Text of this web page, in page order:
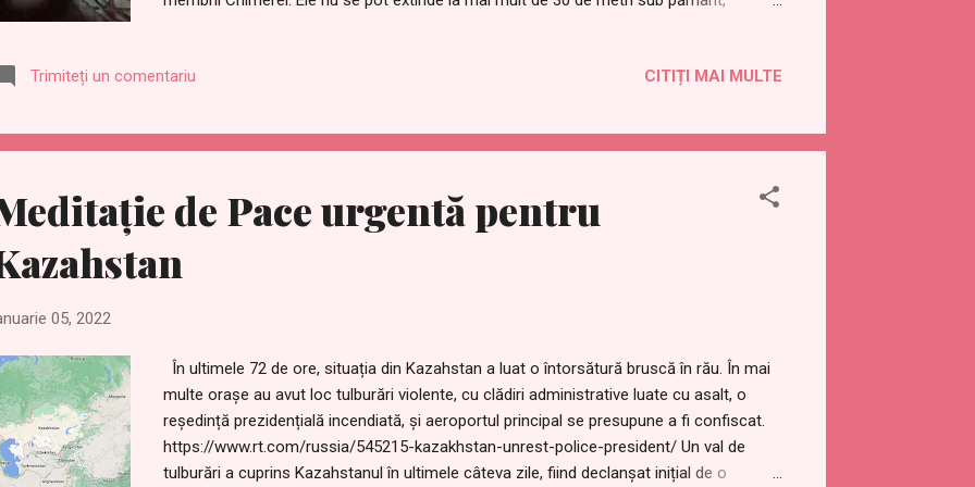
descurajare a bombei toplet. Există aproximativ1000 de astfel de baze în întreaga
Mariupol. Instalația din Mariupol este numită Pit 404 și este eliberată:
https://expmx.com/2022/04/11/bio-military-experiments-in-pit-404-a-secret-nato-
fotografie a tunelur...
Trimiteți un comentariu CITIȚI MAI MULTE
de Pace urgentă pentru
05, 2022
În ultimele 72 de ore, situația din Kazahstan a luat o întorsătură bruscă în rău. În mai
multe orașe au avut loc tulburări violente, cu clădiri administrative luate cu asalt, o
reședință prezidențială incendiată, și aeroportul principal se presupune a fi confiscat.
https://www.rt.com/russia/545215-kazakhstan-unrest-police-president/ Un val de
tulburări a cuprins Kazahstanul în ultimele câteva zile, fiind declanșat inițial de o